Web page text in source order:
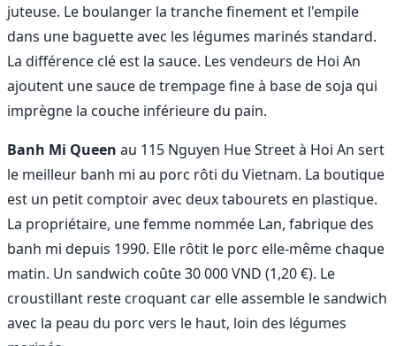
juteuse. Le boulanger la tranche finement et l'empile
dans une baguette avec les légumes marinés standard.
La différence clé est la sauce. Les vendeurs de Hoi An
ajoutent une sauce de trempage fine à base de soja qui
imprègne la couche inférieure du pain.
Banh Mi Queen au 115 Nguyen Hue Street à Hoi An sert
le meilleur banh mi au porc rôti du Vietnam. La boutique
est un petit comptoir avec deux tabourets en plastique.
La propriétaire, une femme nommée Lan, fabrique des
banh mi depuis 1990. Elle rôtit le porc elle-même chaque
matin. Un sandwich coûte 30 000 VND (1,20 €). Le
croustillant reste croquant car elle assemble le sandwich
avec la peau du porc vers le haut, loin des légumes